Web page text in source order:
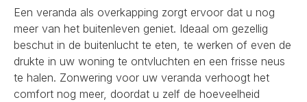
Een veranda als overkapping zorgt ervoor dat u nog
meer van het buitenleven geniet. Ideaal om gezellig
beschut in de buitenlucht te eten, te werken of even de
drukte in uw woning te ontvluchten en een frisse neus
te halen. Zonwering voor uw veranda verhoogt het
comfort nog meer, doordat u zelf de hoeveelheid